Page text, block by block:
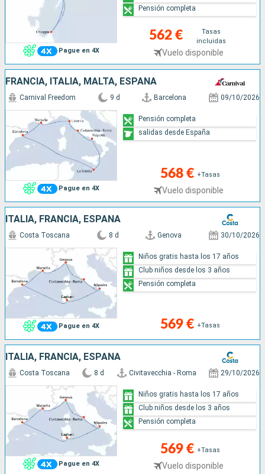
Pague en 4X
562 €
Tasas
incluidas
Vuelo disponible
Pensión completa
FRANCIA, ITALIA, MALTA, ESPAÑA
Pague en 4X
Carnival Freedom 9 d Barcelona 09/10/2026
568 € +Tasas
Vuelo disponible
Pensión completa
salidas desde España
ITALIA, FRANCIA, ESPAÑA
Pague en 4X
Costa Toscana 8 d Genova 30/10/2026
569 € +Tasas
Niños gratis hasta los 17 años
Club niños desde los 3 años
Pensión completa
ITALIA, FRANCIA, ESPAÑA
Pague en 4X
Costa Toscana 8 d Civitavecchia - Roma 29/10/2026
569 € +Tasas
Vuelo disponible
Niños gratis hasta los 17 años
Club niños desde los 3 años
Pensión completa